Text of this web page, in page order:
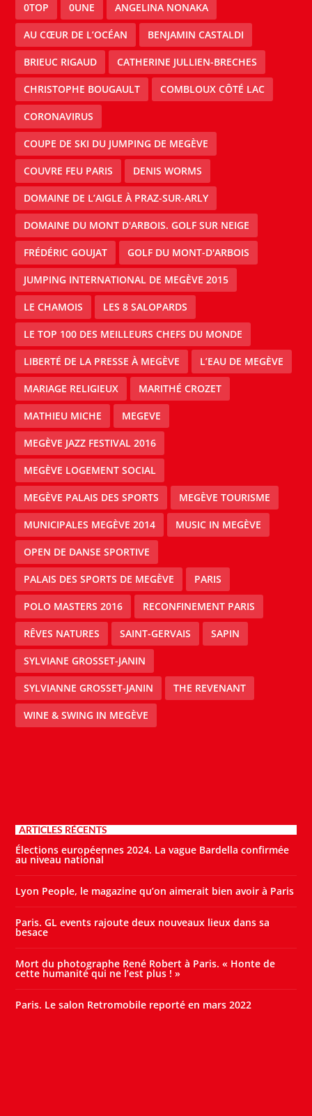
0TOP 0UNE ANGELINA NONAKA
AU CŒUR DE L’OCÉAN BENJAMIN CASTALDI
BRIEUC RIGAUD CATHERINE JULLIEN-BRECHES
CHRISTOPHE BOUGAULT COMBLOUX CÔTÉ LAC
CORONAVIRUS
COUPE DE SKI DU JUMPING DE MEGÈVE
COUVRE FEU PARIS DENIS WORMS
DOMAINE DE L’AIGLE À PRAZ-SUR-ARLY
DOMAINE DU MONT D'ARBOIS. GOLF SUR NEIGE
FRÉDÉRIC GOUJAT GOLF DU MONT-D'ARBOIS
JUMPING INTERNATIONAL DE MEGÈVE 2015
LE CHAMOIS LES 8 SALOPARDS
LE TOP 100 DES MEILLEURS CHEFS DU MONDE
LIBERTÉ DE LA PRESSE À MEGÈVE L’EAU DE MEGÈVE
MARIAGE RELIGIEUX MARITHÉ CROZET
MATHIEU MICHE MEGEVE
MEGÈVE JAZZ FESTIVAL 2016
MEGÈVE LOGEMENT SOCIAL
MEGÈVE PALAIS DES SPORTS MEGÈVE TOURISME
MUNICIPALES MEGÈVE 2014 MUSIC IN MEGÈVE
OPEN DE DANSE SPORTIVE
PALAIS DES SPORTS DE MEGÈVE PARIS
POLO MASTERS 2016 RECONFINEMENT PARIS
RÊVES NATURES SAINT-GERVAIS SAPIN
SYLVIANE GROSSET-JANIN
SYLVIANNE GROSSET-JANIN THE REVENANT
WINE & SWING IN MEGÈVE
ARTICLES RÉCENTS
Élections européennes 2024. La vague Bardella confirmée
au niveau national
Lyon People, le magazine qu’on aimerait bien avoir à Paris
Paris. GL events rajoute deux nouveaux lieux dans sa
besace
Mort du photographe René Robert à Paris. « Honte de
cette humanité qui ne l’est plus ! »
Paris. Le salon Retromobile reporté en mars 2022